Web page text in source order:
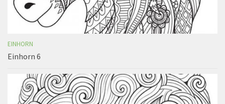
EINHORN
Einhorn 6